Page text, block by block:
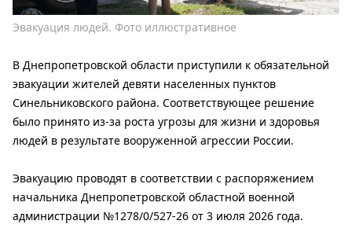
Эвакуация людей. Фото иллюстративное
В Днепропетровской области приступили к обязательной
эвакуации жителей девяти населенных пунктов
Синельниковского района. Соответствующее решение
было принято из-за роста угрозы для жизни и здоровья
людей в результате вооруженной агрессии России.
Эвакуацию проводят в соответствии с распоряжением
начальника Днепропетровской областной военной
администрации №1278/0/527-26 от 3 июля 2026 года.